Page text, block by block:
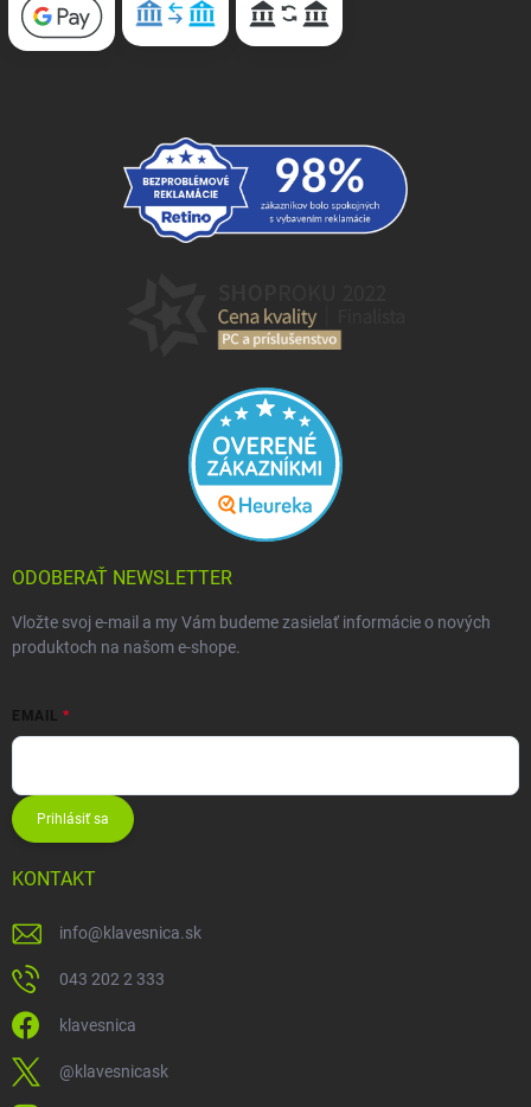
ODOBERAŤ NEWSLETTER
Vložte svoj e-mail a my Vám budeme zasielať informácie o nových
produktoch na našom e-shope.
EMAIL
Prihlásiť sa
KONTAKT
info@klavesnica.sk
043 202 2 333
klavesnica
@klavesnicask